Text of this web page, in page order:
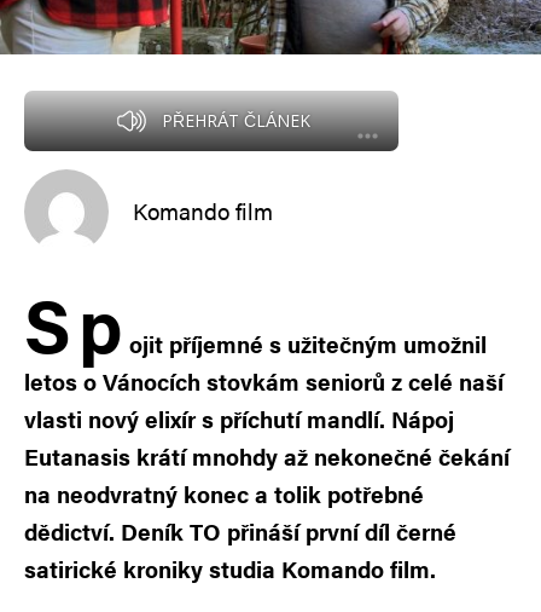
PŘEHRÁT ČLÁNEK
Komando film
Sp ojit příjemné s užitečným umožnil
letos o Vánocích stovkám seniorů z celé naší
vlasti nový elixír s příchutí mandlí. Nápoj
Eutanasis krátí mnohdy až nekonečné čekání
na neodvratný konec a tolik potřebné
dědictví. Deník TO přináší první díl černé
satirické kroniky studia Komando film.